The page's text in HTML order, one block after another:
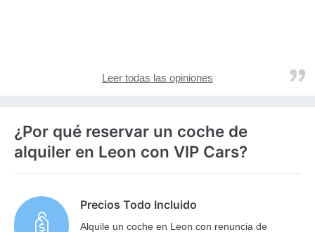
Leer todas las opiniones
¿Por qué reservar un coche de
alquiler en Leon con VIP Cars?
Precios Todo Incluido
Alquile un coche en Leon con renuncia de